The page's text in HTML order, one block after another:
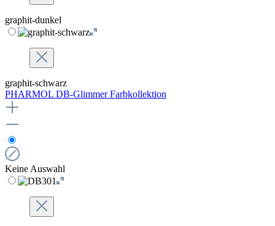
graphit-dunkel
graphit-schwarz
PHARMOL DB-Glimmer Farbkollektion
Keine Auswahl